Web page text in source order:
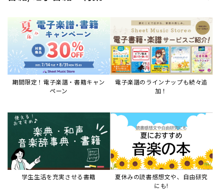
期間限定！電子楽譜・書籍キャン
ペーン
電子楽譜のラインナップも続々追
加！
学生生活を充実させる書籍
夏休みの読書感想文や、自由研究
にも!